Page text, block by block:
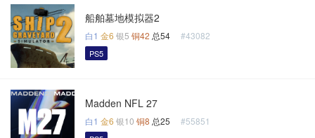
船舶墓地模拟器2
白1 金6 银5 铜42 总54 #43082
PS5
Madden NFL 27
白1 金6 银10 铜8 总25 #55851